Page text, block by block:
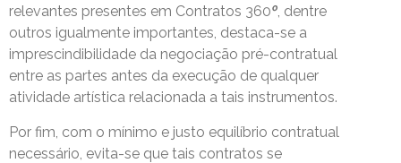
relevantes presentes em Contratos 360º, dentre
outros igualmente importantes, destaca-se a
imprescindibilidade da negociação pré-contratual
entre as partes antes da execução de qualquer
atividade artística relacionada a tais instrumentos.
Por fim, com o mínimo e justo equilíbrio contratual
necessário, evita-se que tais contratos se